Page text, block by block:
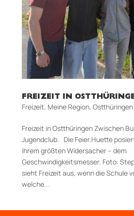
FREIZEIT IN
Freizeit, Meine Region, Ostthüringen
Freizeit in Ostthüringen Zwischen
Jugendclub. Die Feier.Huette
ihrem größten Widersacher – dem
Geschwindigkeitsmesser. Foto:
sieht Freizeit aus, wenn die Schule
welche...